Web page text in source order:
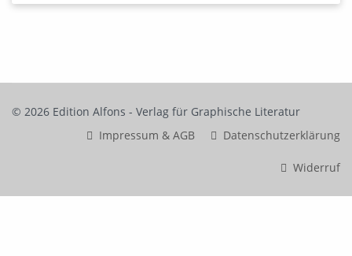
© 2026 Edition Alfons - Verlag für Graphische Literatur
Impressum & AGB
Datenschutzerklärung
Widerruf